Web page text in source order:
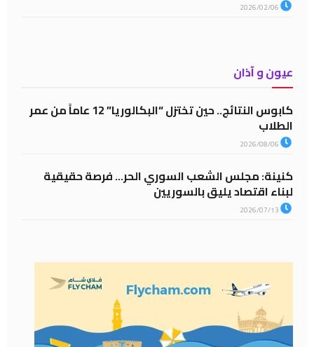
عيون و آذان
كابوس النتائج.. حين تختزل “البكالوريا” 12 عاماً من عمر
الطلاب
كنينة: مجلس الشعب السوري الحر… فرصة حقيقية
لبناء اقتصاد يليق بالسوريين